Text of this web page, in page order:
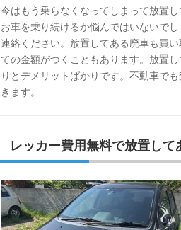
今はもう乗らなくなってしまって放置
お車を乗り続けるか悩んではいないで
連絡ください。放置してある廃車も買
ての金額がつくこともあります。放置
りとデメリットばかりです。不動車で
きます。
レッカー費用無料で放置して